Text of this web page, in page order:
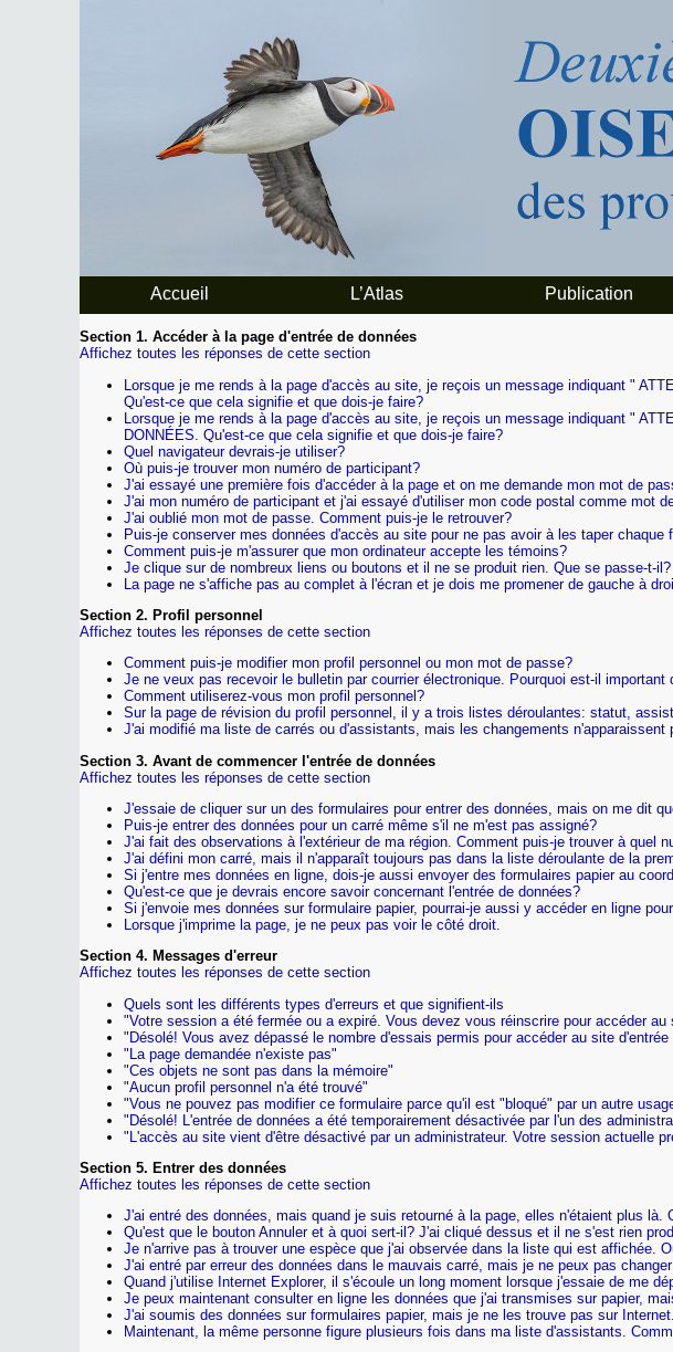
Accueil L’Atlas Publication
Section 1. Accéder à la page d'entrée de données
Affichez toutes les réponses de cette section
Lorsque je me rends à la page d'accès au site, je reçois un message indiquant "
Qu'est-ce que cela signifie et que dois-je faire?
Lorsque je me rends à la page d'accès au site, je reçois un message indiquant "
DONNÉES. Qu'est-ce que cela signifie et que dois-je faire?
Quel navigateur devrais-je utiliser?
Où puis-je trouver mon numéro de participant?
J'ai essayé une première fois d'accéder à la page et on me demande mon mot de
J'ai mon numéro de participant et j'ai essayé d'utiliser mon code postal comme mot
J'ai oublié mon mot de passe. Comment puis-je le retrouver?
Puis-je conserver mes données d'accès au site pour ne pas avoir à les taper
Comment puis-je m'assurer que mon ordinateur accepte les témoins?
Je clique sur de nombreux liens ou boutons et il ne se produit rien. Que se passe-t-il?
La page ne s'affiche pas au complet à l'écran et je dois me promener de gauche à
Section 2. Profil personnel
Affichez toutes les réponses de cette section
Comment puis-je modifier mon profil personnel ou mon mot de passe?
Je ne veux pas recevoir le bulletin par courrier électronique. Pourquoi est-il
Comment utiliserez-vous mon profil personnel?
Sur la page de révision du profil personnel, il y a trois listes déroulantes: statut,
J'ai modifié ma liste de carrés ou d'assistants, mais les changements
Section 3. Avant de commencer l'entrée de données
Affichez toutes les réponses de cette section
J'essaie de cliquer sur un des formulaires pour entrer des données, mais on me dit
Puis-je entrer des données pour un carré même s'il ne m'est pas assigné?
J'ai fait des observations à l'extérieur de ma région. Comment puis-je trouver à quel
J'ai défini mon carré, mais il n'apparaît toujours pas dans la liste déroulante de la
Si j'entre mes données en ligne, dois-je aussi envoyer des formulaires papier au
Qu'est-ce que je devrais encore savoir concernant l'entrée de données?
Si j'envoie mes données sur formulaire papier, pourrai-je aussi y accéder en ligne
Lorsque j'imprime la page, je ne peux pas voir le côté droit.
Section 4. Messages d'erreur
Affichez toutes les réponses de cette section
Quels sont les différents types d'erreurs et que signifient-ils
"Votre session a été fermée ou a expiré. Vous devez vous réinscrire pour accéder au
"Désolé! Vous avez dépassé le nombre d'essais permis pour accéder au site
"La page demandée n'existe pas"
"Ces objets ne sont pas dans la mémoire"
"Aucun profil personnel n'a été trouvé"
"Vous ne pouvez pas modifier ce formulaire parce qu'il est "bloqué" par un autre
"Désolé! L'entrée de données a été temporairement désactivée par l'un des
"L'accès au site vient d'être désactivé par un administrateur. Votre session actuelle
Section 5. Entrer des données
Affichez toutes les réponses de cette section
J'ai entré des données, mais quand je suis retourné à la page, elles n'étaient plus là.
Qu'est que le bouton Annuler et à quoi sert-il? J'ai cliqué dessus et il ne s'est rien
Je n'arrive pas à trouver une espèce que j'ai observée dans la liste qui est affichée.
J'ai entré par erreur des données dans le mauvais carré, mais je ne peux pas
Quand j'utilise Internet Explorer, il s'écoule un long moment lorsque j'essaie de me
Je peux maintenant consulter en ligne les données que j'ai transmises sur papier,
J'ai soumis des données sur formulaires papier, mais je ne les trouve pas sur
Maintenant, la même personne figure plusieurs fois dans ma liste d'assistants.